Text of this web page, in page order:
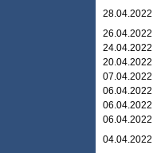
28.04.2022
26.04.2022
24.04.2022
20.04.2022
07.04.2022
06.04.2022
06.04.2022
06.04.2022
04.04.2022